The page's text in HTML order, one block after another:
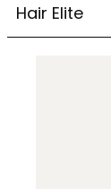
Hair Elite